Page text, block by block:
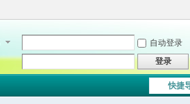
自动登录
登录
快捷